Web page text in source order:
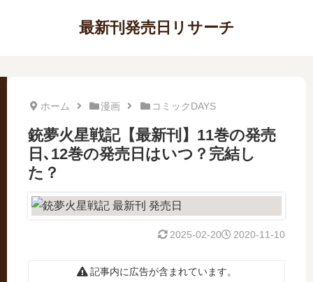
最新刊発売日リサーチ
ホーム 漫画 コミックDAYS
銃夢火星戦記【最新刊】11巻の発売
日､12巻の発売日はいつ？完結し
た？
2020-11-10
2025-02-20
記事内に広告が含まれています。